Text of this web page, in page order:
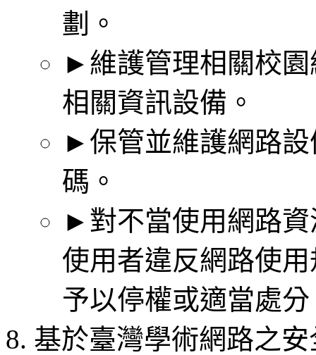
劃。
►維護管理相關校
相關資訊設備。
►保管並維護網路
碼。
►對不當使用網路
使用者違反網路使
予以停權或適當處分
基於臺灣學術網路之